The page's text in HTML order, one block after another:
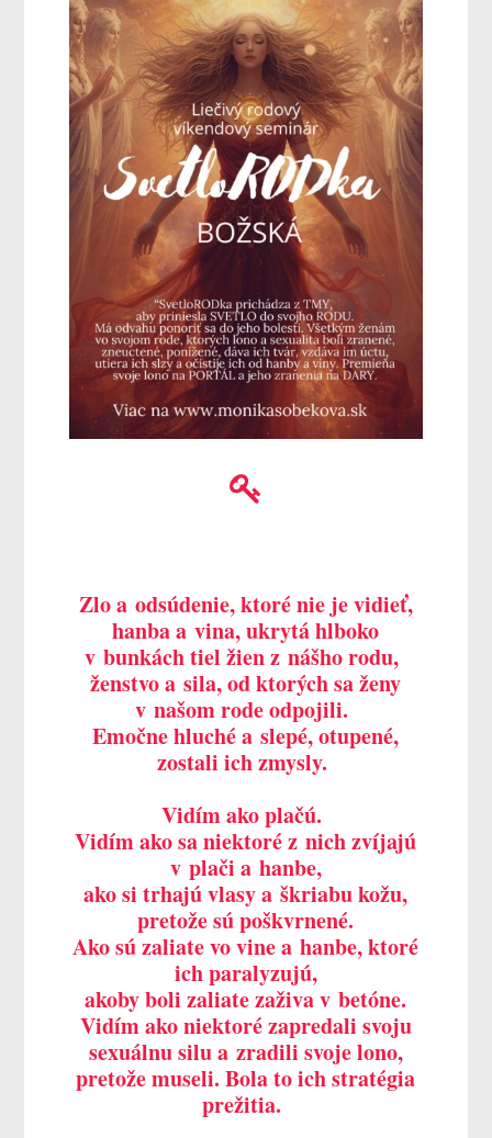
Zlo a odsúdenie, ktoré nie je vidieť,
hanba a vina, ukrytá hlboko
v bunkách tiel žien z nášho rodu,
ženstvo a sila, od ktorých sa ženy
v našom rode odpojili.
Emočne hluché a slepé,otupené,
zostali ich zmysly.
Vidím ako plačú.
Vidím ako sa niektoré z nich zvíjajú
v plači a hanbe,
ako si trhajú vlasy a škriabu kožu,
pretože sú poškvrnené.
Ako sú zaliate vo vine a hanbe, ktoré
ich paralyzujú,
akoby boli zaliate zaživa v betóne.
Vidím ako niektoré zapredali svoju
sexuálnu silu a zradili svoje lono,
pretože museli. Bola to ich stratégia
prežitia.